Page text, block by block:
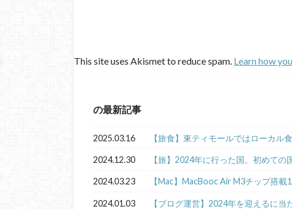
This site uses Akismet to reduce spam. Learn how
の最新記事
2025.03.16 【旅食】東ティモールではローカル
2024.12.30 【旅】2024年に行った国。初めての
2024.03.23 【Mac】MacBooc Air M3チップ搭
2024.01.03 【ブログ運営】2024年を迎えるに当